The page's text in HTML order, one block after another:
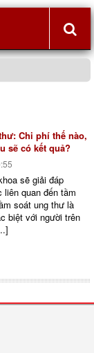
Chi phí thế nào,
sẽ có kết quả?
sẽ giải đáp
liên quan đến tầm
soát ung thư là
biệt với người trên